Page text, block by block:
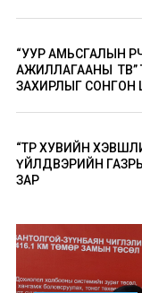
“УУР АМЬСГАЛЫН
АЖИЛЛАГААНЫ ТӨВ”
ЗАХИРЛЫГ СОНГОН
“ТӨР ХУВИЙН
ҮЙЛДВЭРИЙН
ЗАР